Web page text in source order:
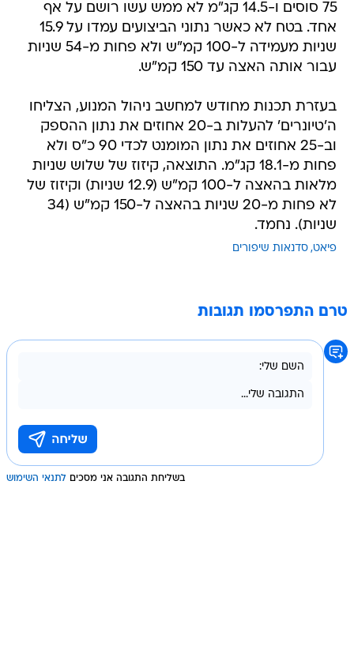
75 סוסים ו-14.5 קג"מ לא ממש עשו רושם על אף
אחד. בטח לא כאשר נתוני הביצועים עמדו על 15.9
שניות מעמידה ל-100 קמ"ש ולא פחות מ-54 שניות
עבור אותה האצה עד 150 קמ"ש.
בעזרת תכנות מחודש למחשב ניהול המנוע, הצליחו
ה'טיונרים' להעלות ב-20 אחוזים את נתון ההספק
וב-25 אחוזים את נתון המומנט לכדי 90 כ"ס ולא
פחות מ-18.1 קג"מ. התוצאה, קיזוז של שלוש שניות
מלאות בהאצה ל-100 קמ"ש (12.9 שניות) וקיזוז של
לא פחות מ-20 שניות בהאצה ל-150 קמ"ש (34
שניות). נחמד.
פיאט סדנאות שיפורים
טרם התפרסמו תגובות
בשליחת התגובה אני מסכים לתנאי השימוש